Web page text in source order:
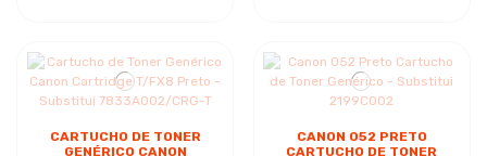
CARTUCHO DE TONER
GENÉRICO CANON
CANON 052 PRETO
CARTUCHO DE TONER